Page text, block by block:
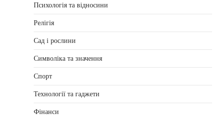
Психологія та відносини
Релігія
Сад і рослини
Символіка та значення
Спорт
Технології та гаджети
Фінанси